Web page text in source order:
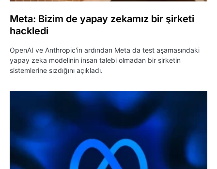
Meta: Bizim de yapay zekamız bir şirketi
hackledi
OpenAI ve Anthropic'in ardından Meta da test aşamasındaki
yapay zeka modelinin insan talebi olmadan bir şirketin
sistemlerine sızdığını açıkladı.